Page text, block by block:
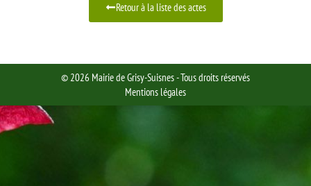
Retour à la liste des actes
© 2026 Mairie de Grisy-Suisnes - Tous droits réservés
Mentions légales